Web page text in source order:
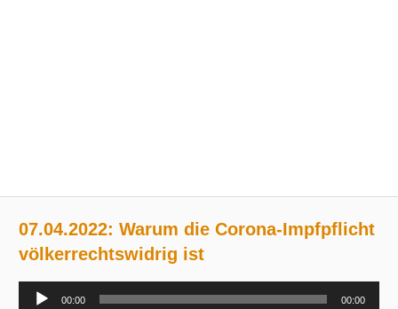
07.04.2022: Warum die Corona-Impfpflicht
völkerrechtswidrig ist
Audio-
00:00 00:00